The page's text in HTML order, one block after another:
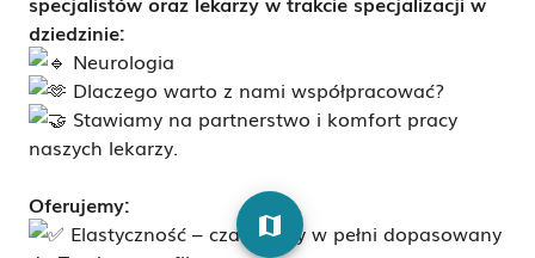
dziedzinie:
Neurologia
Dlaczego warto z nami współpracować?
Stawiamy na partnerstwo i komfort pracy
naszych lekarzy.
Oferujemy:
Elastyczność – czas pracy w pełni dopasowany
map